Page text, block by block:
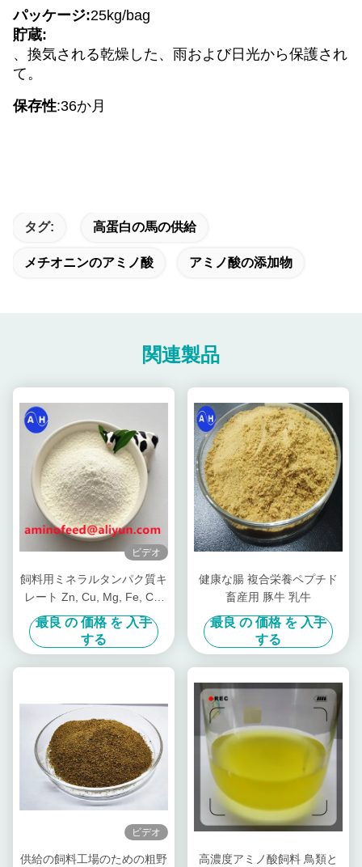
パッケージ:25kg/bag
貯蔵:
、換気される乾燥した、雨および日光から保護され
て。
保存性:36か月
タグ: 高蛋白の馬の供給
メチオニンのアミノ酸 アミノ酸の添加物
関連製品
ビデオ
飼料用ミネラルタンパク質キ
レート Zn, Cu, Mg, Fe, Co,
Se 形態
最良 の 価格 を 入手
する
健康な腸 複合栄養ペプチド
畜産用 豚牛 乳牛
最良 の 価格 を 入手
する
ビデオ
供給の飼料工場のための粗野
高濃度アミノ酸飼料 鳥類と